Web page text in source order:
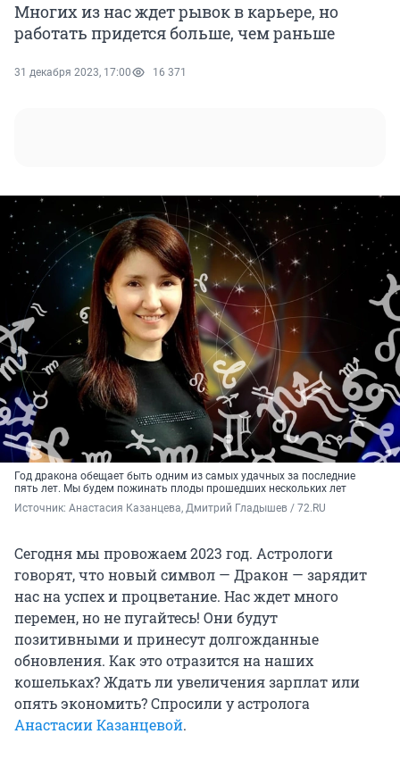
Многих из нас ждет рывок в карьере, но
работать придется больше, чем раньше
31 декабря 2023, 17:00 16 371
Год дракона обещает быть одним из самых удачных за последние
пять лет. Мы будем пожинать плоды прошедших нескольких лет
Источник: Анастасия Казанцева, Дмитрий Гладышев / 72.RU
Сегодня мы провожаем 2023 год. Астрологи
говорят, что новый символ — Дракон — зарядит
нас на успех и процветание. Нас ждет много
перемен, но не пугайтесь! Они будут
позитивными и принесут долгожданные
обновления. Как это отразится на наших
кошельках? Ждать ли увеличения зарплат или
опять экономить? Спросили у астролога
Анастасии Казанцевой.